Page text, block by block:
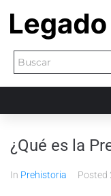
¿Qué es la
In Prehistoria Posted